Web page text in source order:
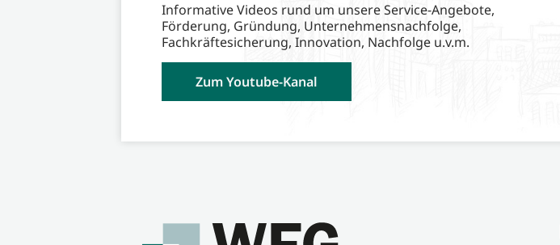
Informative Videos rund um unsere Service-Angebote,
Förderung, Gründung, Unternehmensnachfolge,
Fachkräftesicherung, Innovation, Nachfolge u.v.m.
Zum Youtube-Kanal